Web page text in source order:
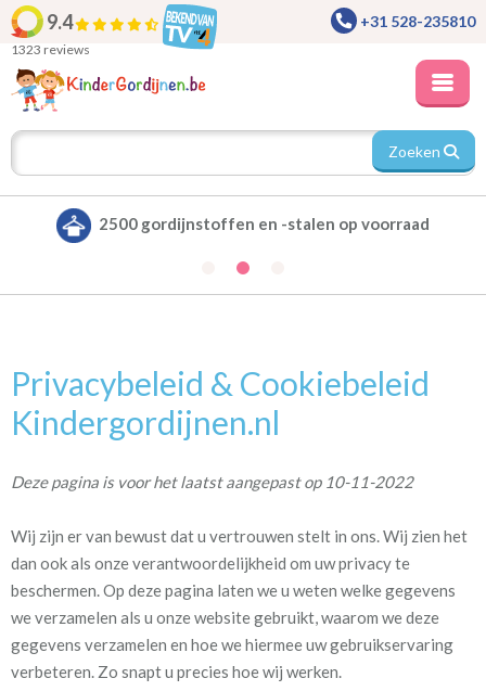
9.4
1323 reviews
+31 528-235810
Zoeken
Alle gordijnen verduisterend leverbaar
Privacybeleid & Cookiebeleid
Kindergordijnen.nl
Deze pagina is voor het laatst aangepast op 10-11-2022
Wij zijn er van bewust dat u vertrouwen stelt in ons. Wij zien het
dan ook als onze verantwoordelijkheid om uw privacy te
beschermen. Op deze pagina laten we u weten welke gegevens
we verzamelen als u onze website gebruikt, waarom we deze
gegevens verzamelen en hoe we hiermee uw gebruikservaring
verbeteren. Zo snapt u precies hoe wij werken.